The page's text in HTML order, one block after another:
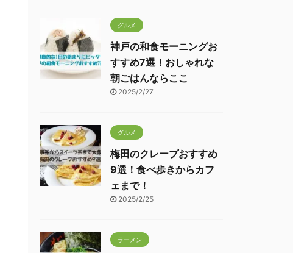
グルメ
神戸の和食モーニングお
すすめ7選！おしゃれな
朝ごはんならここ
2025/2/27
グルメ
梅田のクレープおすすめ
9選！食べ歩きからカフ
ェまで！
2025/2/25
ラーメン